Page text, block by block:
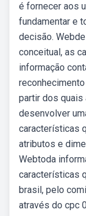
é fornecer aos
fundamentar e
decisão.
conceitual, as
informação
partir dos quais
desenvolver
características
atributos e
Webtoda
características
brasil, pelo
através do cpc